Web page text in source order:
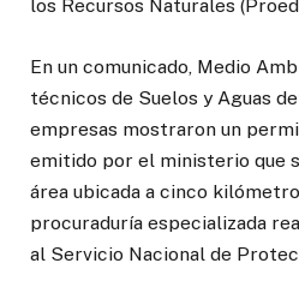
los Recursos Naturales
En un comunicado, Medio
técnicos de Suelos y Aguas
empresas mostraron un
emitido por el ministerio que
área ubicada a cinco
procuraduría especializada
al Servicio Nacional de